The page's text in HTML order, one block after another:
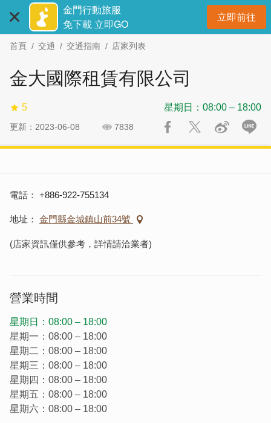
主
金門行動旅服
免下載 立即GO
立即前往開
首頁 交通 交通指南 店家列表
金大國際租賃有限公司
5 星期日：08:00 – 18:00
更新：2023-06-08 7838
社
電話 +886-922-755134
地址 金門縣金城鎮山前34號
(店家資訊僅供參考，詳情請洽業者)
營業時間
星期日：08:00 – 18:00
星期一：08:00 – 18:00
星期二：08:00 – 18:00
星期三：08:00 – 18:00
星期四：08:00 – 18:00
星期五：08:00 – 18:00
星期六：08:00 – 18:00